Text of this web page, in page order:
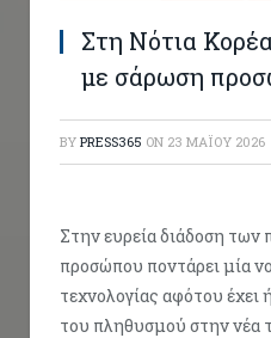
Στη Νότια
με σάρωση
BY PRESS365 ON 23 ΜΑΪ́ΟΥ 2026
Στην ευρεία διάδοση
προσώπου ποντάρει μία
τεχνολογίας αφότου έχει
του πληθυσμού στην νέα